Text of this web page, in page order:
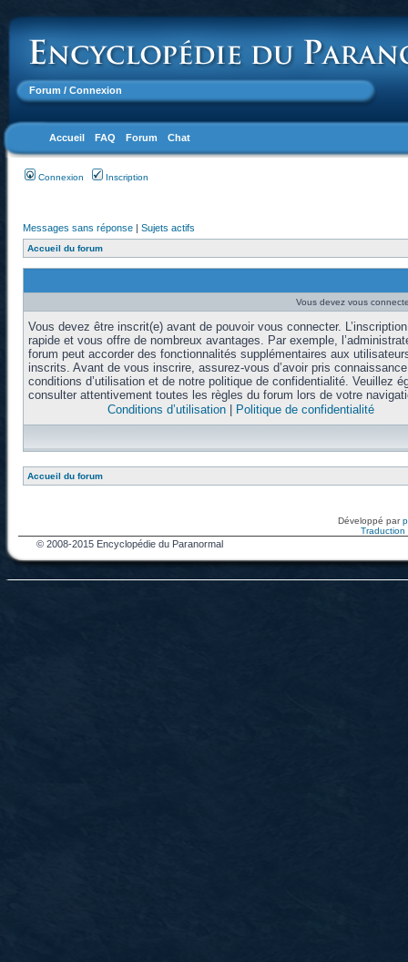
Forum / Connexion
Accueil FAQ Forum Chat
Connexion Inscription
Messages sans réponse | Sujets actifs
Accueil du forum
Vous devez vous
Vous devez être inscrit(e) avant de pouvoir vous connecter.
rapide et vous offre de nombreux avantages. Par exemple,
forum peut accorder des fonctionnalités supplémentaires aux
inscrits. Avant de vous inscrire, assurez-vous d’avoir pris
conditions d’utilisation et de notre politique de confidentialité. Veuillez
consulter attentivement toutes les règles du forum lors de votre
Conditions d’utilisation| Politique de confidentialité
Accueil du forum
Développé par
Traduction
© 2008-2015 Encyclopédie du Paranormal